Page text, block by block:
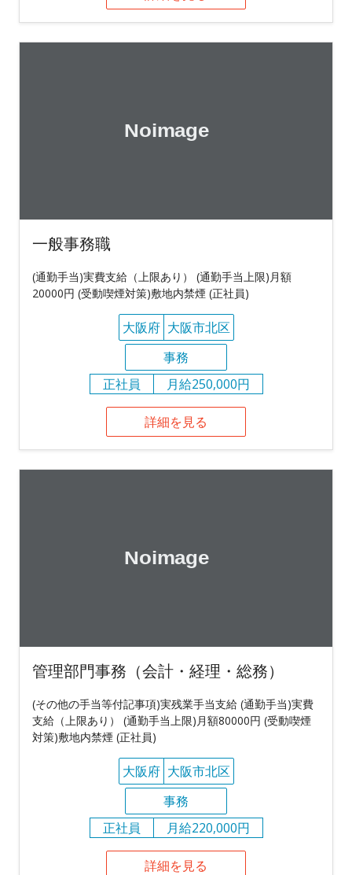
一般事務職
(通勤手当)実費支給（上限あり） (通勤手当上限)月額
20000円 (受動喫煙対策)敷地内禁煙 (正社員)
大阪府 大阪市北区
事務
正社員
月給250,000円
詳細を見る
管理部門事務（会計・経理・総務）
(その他の手当等付記事項)実残業手当支給 (通勤手当)実費
支給（上限あり） (通勤手当上限)月額80000円 (受動喫煙
対策)敷地内禁煙 (正社員)
大阪府 大阪市北区
事務
正社員
月給220,000円
詳細を見る